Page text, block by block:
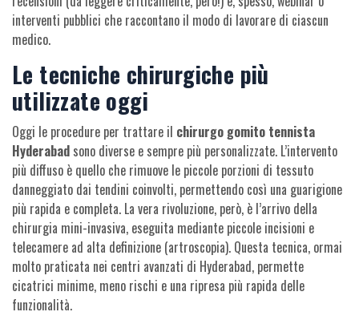
interventi pubblici che raccontano il modo di lavorare di ciascun
medico.
Le tecniche chirurgiche più
utilizzate oggi
Oggi le procedure per trattare il chirurgo gomito tennista
Hyderabad sono diverse e sempre più personalizzate. L’intervento
più diffuso è quello che rimuove le piccole porzioni di tessuto
danneggiato dai tendini coinvolti, permettendo così una guarigione
più rapida e completa. La vera rivoluzione, però, è l’arrivo della
chirurgia mini-invasiva, eseguita mediante piccole incisioni e
telecamere ad alta definizione (artroscopia). Questa tecnica, ormai
molto praticata nei centri avanzati di Hyderabad, permette
cicatrici minime, meno rischi e una ripresa più rapida delle
funzionalità.